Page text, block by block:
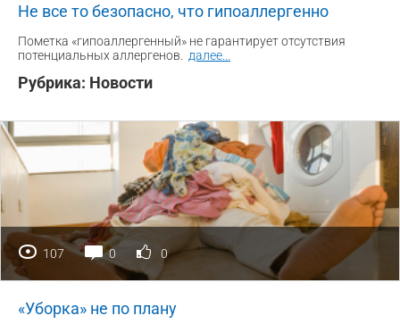
Не все то безопасно, что гипоаллергенно
Пометка «гипоаллергенный» не гарантирует отсутствия
потенциальных аллергенов.
далее
Рубрика: Новости
107 0 0
«Уборка» не по плану